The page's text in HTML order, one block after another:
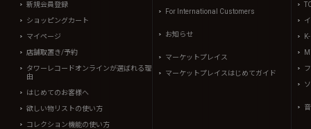
新規会員登録
ショッピングカート
マイページ
店舗取置き/予約
タワーレコードオンラインが選ばれる理
由
はじめてのお客様へ
欲しい物リストの使い方
コレクション機能の使い方
For International Customers
お知らせ
マーケットプレイス
マーケットプレイスはじめてガイド